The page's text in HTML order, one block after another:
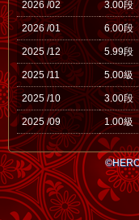
2026 /02 3.00段
2026 /01 6.00段
2025 /12 5.99段
2025 /11 5.00級
2025 /10 3.00段
2025 /09 1.00級